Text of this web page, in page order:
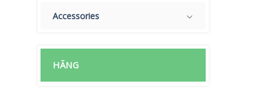
Accessories
HÃNG